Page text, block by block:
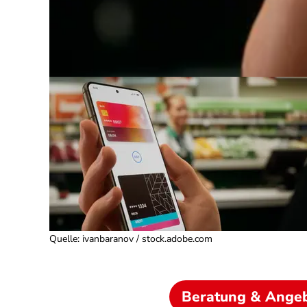
Quelle: ivanbaranov / stock.adobe.com
Beratung &